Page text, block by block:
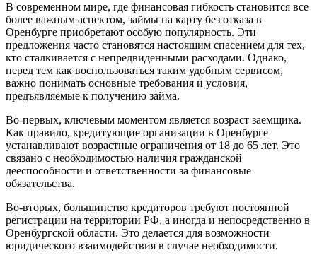
В современном мире, где финансовая гибкость становится все
более важным аспектом, займы на карту без отказа в
Оренбурге приобретают особую популярность. Эти
предложения часто становятся настоящим спасением для тех,
кто сталкивается с непредвиденными расходами. Однако,
перед тем как воспользоваться таким удобным сервисом,
важно понимать основные требования и условия,
предъявляемые к получению займа.
Во-первых, ключевым моментом является возраст заемщика.
Как правило, кредитующие организации в Оренбурге
устанавливают возрастные ограничения от 18 до 65 лет. Это
связано с необходимостью наличия гражданской
дееспособности и ответственности за финансовые
обязательства.
Во-вторых, большинство кредиторов требуют постоянной
регистрации на территории РФ, а иногда и непосредственно в
Оренбургской области. Это делается для возможности
юридического взаимодействия в случае необходимости.